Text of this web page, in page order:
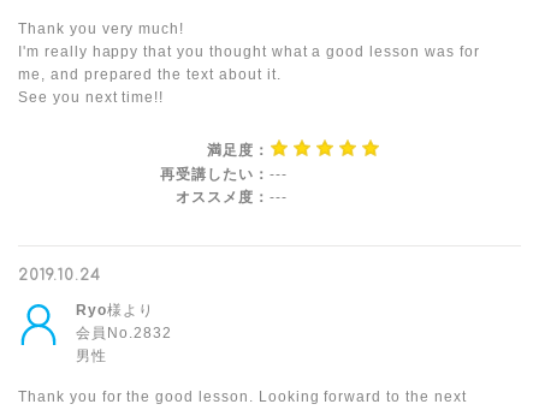
Thank you very much!
I'm really happy that you thought what a good lesson was for
me, and prepared the text about it.
See you next time!!
満足度：
再受講したい： ---
オススメ度： ---
2019.10.24
Ryo様より
会員No.2832
男性
Thank you for the good lesson. Looking forward to the next